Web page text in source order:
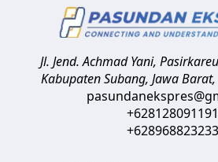
Jl. Jend. Achmad Yani,
Kabupaten Subang, Jawa Barat,